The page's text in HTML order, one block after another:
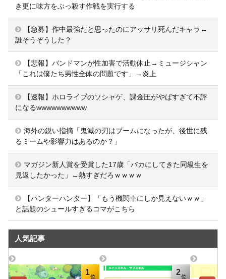
き更に味方をぶっ殺す作戦を実行する
【急募】作中最強だと思ったのにアッサリ死んだキャラ←
誰そうぞうした？
【悲報】バンドマンが性加害で活動休止→ミュージシャン
「これは僕たち男性全体の問題です」→炎上
【速報】ホロライブのソシャゲ、課金圧がやばすぎて不評
になるwwwwwwwwww
海外の鋭い指摘「鬼滅の刃はブームになったが、後世に残
るミームや影響力はあるのか？」
マガジン新人賞を受賞した17歳「バカにしてきた同級生を
見返したかった」←熱すぎだろｗｗｗｗ
【ハンターハンター】「もう機関車にしか見えないｗｗ」
と話題のシュールすぎるコマがこちら
人気記事
1 2